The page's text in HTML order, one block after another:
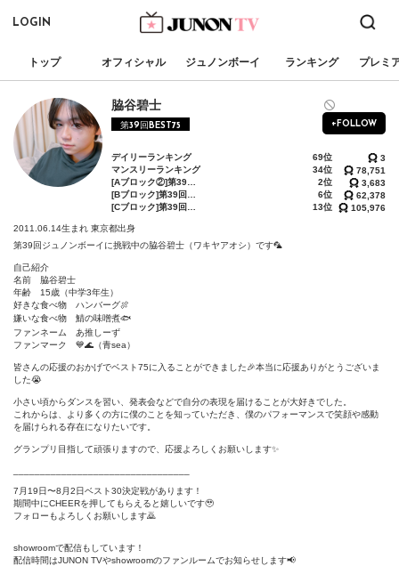
LOGIN
トップ オフィシャル ジュノンボーイ ランキング プレミ
脇谷碧士
第39回BEST75 +FOLLOW
デイリーランキング 69位
3
マンスリーランキング
34位
78,751
2位
3,683
6位
62,378
13位 105,976
2011.06.14生まれ 東京都出身
第39回ジュノンボーイに挑戦中の脇谷碧士（ワキヤアオシ）です🦜
自己紹介
名前　脇谷碧士
年齢　15歳（中学3年生）
好きな食べ物　ハンバーグ🍖
嫌いな食べ物　鯖の味噌煮🐟
ファンネーム　あ推しーず
ファンマーク　💙🌊（青sea）
皆さんの応援のおかげでベスト75に入ることができました🎉本当に応援ありがとうございま
した😭
小さい頃からダンスを習い、発表会などで自分の表現を届けることが大好きでした。
これからは、より多くの方に僕のことを知っていただき、僕のパフォーマンスで笑顔や感動
を届けられる存在になりたいです。
グランプリ目指して頑張りますので、応援よろしくお願いします✨
7月19日〜8月2日ベスト30決定戦があります！
期間中にCHEERを押してもらえると嬉しいです🥹
フォローもよろしくお願いします🙇
showroomで配信もしています！
配信時間はJUNON TVやshowroomのファンルームでお知らせします📢